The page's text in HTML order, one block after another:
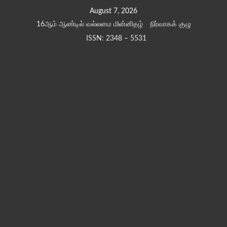
August 7, 2026
16ஆம் ஆண்டில் வல்லமை மின்னிதழ்
நிர்வாகக் குழு
ISSN: 2348 – 5531